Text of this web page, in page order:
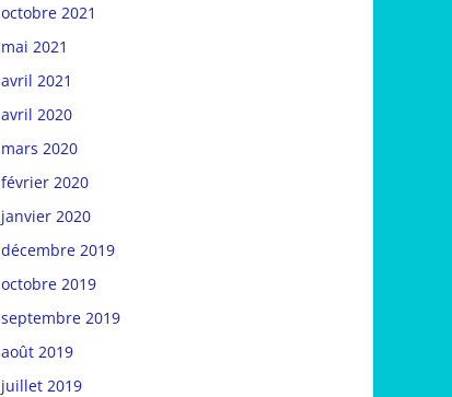
octobre 2021
mai 2021
avril 2021
avril 2020
mars 2020
février 2020
janvier 2020
décembre 2019
octobre 2019
septembre 2019
août 2019
juillet 2019